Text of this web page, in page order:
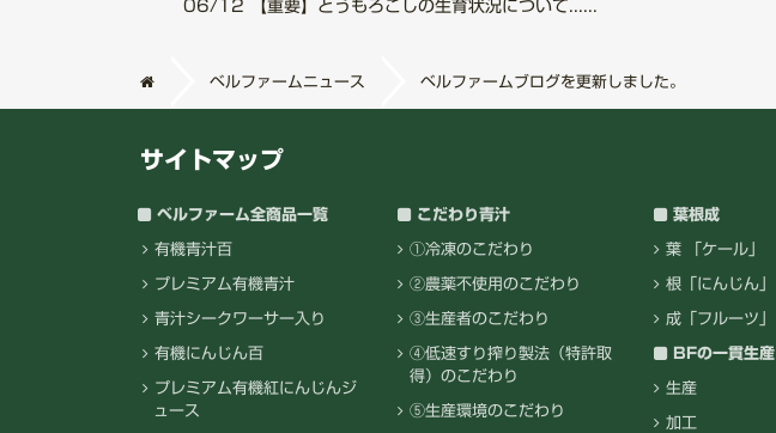
06/12 【重要】とうもろこしの生育状況について......
ベルファームニュース ベルファームブログを更新しました。
サイトマップ
ベルファーム全商品一覧
有機青汁百
プレミアム有機青汁
青汁シークワーサー入り
有機にんじん百
プレミアム有機紅にんじんジ
ュース
こだわり青汁
①冷凍のこだわり
②農薬不使用のこだわり
③生産者のこだわり
④低速すり搾り製法（特許取
得）のこだわり
⑤生産環境のこだわり
葉根成
葉 「ケール」
根「にんじん」
成「フルーツ」
BFの一貫生産
生産
加工